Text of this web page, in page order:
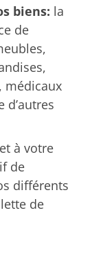
biens: la
de
médicaux
à votre
de
différents
de